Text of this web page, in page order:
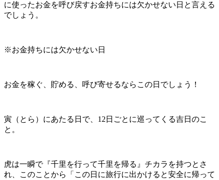
に使ったお金を呼び戻すお金持ちには欠かせない日と言える
でしょう。
※お金持ちには欠かせない日
お金を稼ぐ、貯める、呼び寄せるならこの日でしょう！
寅（とら）にあたる日で、12日ごとに巡ってくる吉日のこ
と。
虎は一瞬で『千里を行って千里を帰る』チカラを持つとさ
れ、このことから「この日に旅行に出かけると安全に帰って